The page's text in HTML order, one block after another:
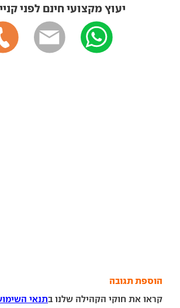
יעוץ מקצועי חינם לפני
הוספת תגובה
קראו את חוקי הקהילה שלנו בתנאי